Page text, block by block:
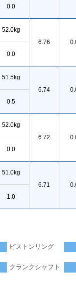
0.0
52.0kg
6.76
0.0
51.5kg
6.74
0.5
52.0kg
6.72
0.0
51.0kg
6.71
1.0
ピストンリング
クランクシャフト